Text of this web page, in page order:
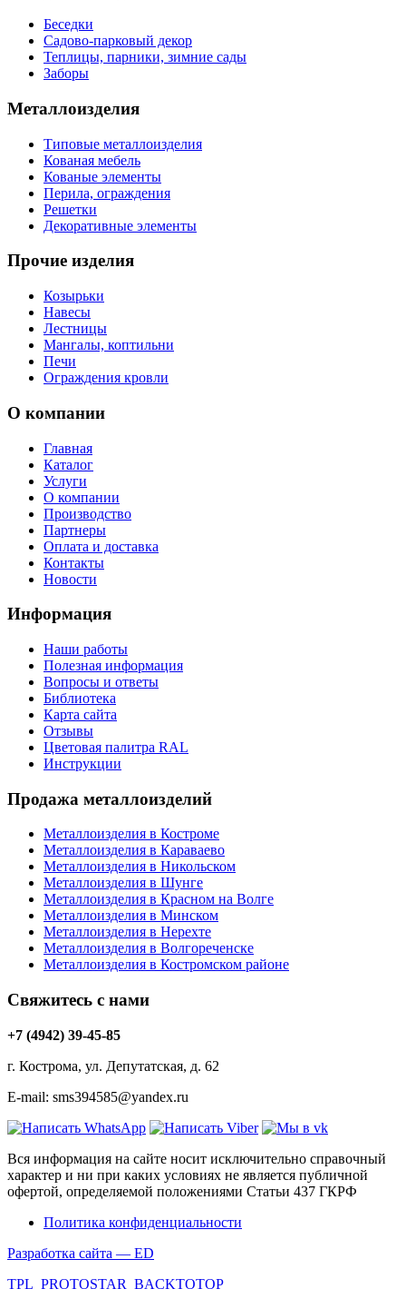
Беседки
Садово-парковый декор
Теплицы, парники, зимние сады
Заборы
Металлоизделия
Типовые металлоизделия
Кованая мебель
Кованые элементы
Перила, ограждения
Решетки
Декоративные элементы
Прочие изделия
Козырьки
Навесы
Лестницы
Мангалы, коптильни
Печи
Ограждения кровли
О компании
Главная
Каталог
Услуги
О компании
Производство
Партнеры
Оплата и доставка
Контакты
Новости
Информация
Наши работы
Полезная информация
Вопросы и ответы
Библиотека
Карта сайта
Отзывы
Цветовая палитра RAL
Инструкции
Продажа металлоизделий
Металлоизделия в Костроме
Металлоизделия в Караваево
Металлоизделия в Никольском
Металлоизделия в Шунге
Металлоизделия в Красном на Волге
Металлоизделия в Минском
Металлоизделия в Нерехте
Металлоизделия в Волгореченске
Металлоизделия в Костромском районе
Свяжитесь с нами
+7 (4942) 39-45-85
г. Кострома, ул. Депутатская, д. 62
E-mail: sms394585@yandex.ru
Вся информация на сайте носит исключительно справочный
характер и ни при каких условиях не является публичной
офертой, определяемой положениями Статьи 437 ГКРФ
Политика конфиденциальности
Разработка сайта — ED
TPL_PROTOSTAR_BACKTOTOP